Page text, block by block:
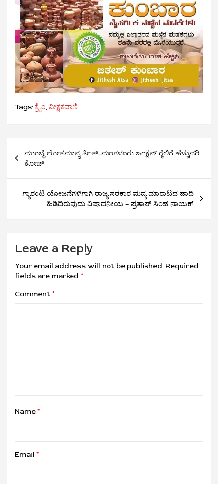
Tags: ಕ್ರೈಂ, ವೀಕ್ಷಕವಾಣಿ
Post
navigation
ಮುಂಬೈ ಲೋಕಮಾನ್ಯ ತಿಲಕ್-ಮಂಗಳೂರು ಜಂಕ್ಷನ್ ರೈಲಿಗೆ ಹೆಚ್ಚುವರಿ
ಕೋಚ್
ಗ್ಯಾರಂಟಿ ಯೋಜನೆಗಳಿಗಾಗಿ ರಾಜ್ಯ ಸರಕಾರ ಮದ್ಯ ಮಾರಾಟದ ಹಾದಿ
ಹಿಡಿದಿರುವುದು ವಿಷಾದನೀಯ – ಪ್ರತಾಪ್ ಸಿಂಹ ನಾಯಕ್
Leave a Reply
Your email address will not be published. Required
fields are marked *
Comment *
Name *
Email *